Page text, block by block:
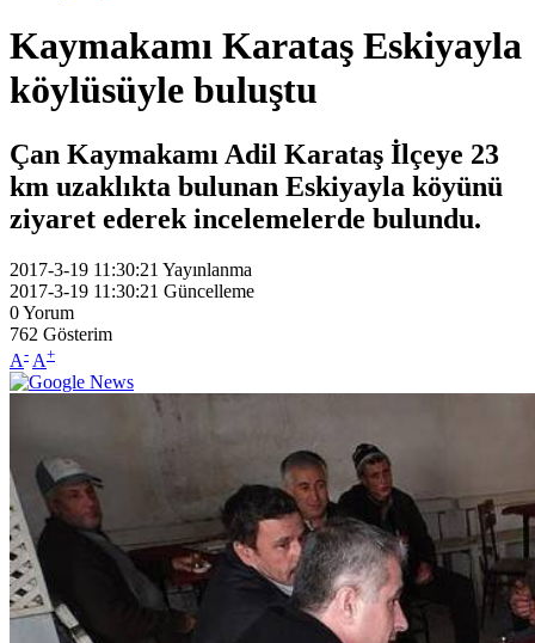
Kaymakamı Karataş Eskiyayla
köylüsüyle buluştu
Çan Kaymakamı Adil Karataş İlçeye 23
km uzaklıkta bulunan Eskiyayla köyünü
ziyaret ederek incelemelerde bulundu.
2017-3-19 11:30:21 Yayınlanma
2017-3-19 11:30:21 Güncelleme
0Yorum
762 Gösterim
A- A+